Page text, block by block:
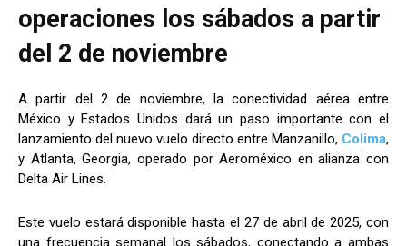
operaciones los sábados a partir
del 2 de noviembre
A partir del 2 de noviembre, la conectividad aérea entre
México y Estados Unidos dará un paso importante con el
lanzamiento del nuevo vuelo directo entre Manzanillo, Colima,
y Atlanta, Georgia, operado por Aeroméxico en alianza con
Delta Air Lines.
Este vuelo estará disponible hasta el 27 de abril de 2025, con
una frecuencia semanal los sábados, conectando a ambas